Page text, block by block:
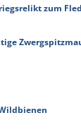
zum